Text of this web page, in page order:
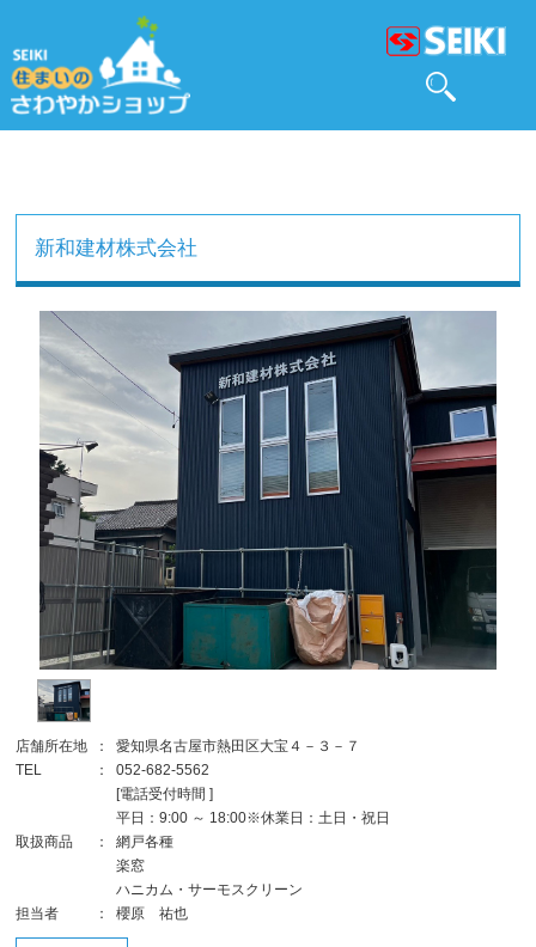
新和建材株式会社
店舗所在地 ：
愛知県名古屋市熱田区大宝４－３－７
TEL
：
052-682-5562
[電話受付時間 ]
平日：9:00 ～ 18:00※休業日：土日・祝日
取扱商品
：
網戸各種
楽窓
ハニカム・サーモスクリーン
担当者
： 櫻原 祐也